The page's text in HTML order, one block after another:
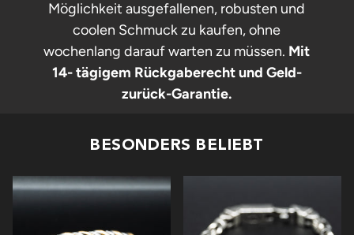
Möglichkeit ausgefallenen, robusten und
coolen Schmuck zu kaufen, ohne
wochenlang darauf warten zu müssen. Mit
14- tägigem Rückgaberecht und Geld-
zurück-Garantie.
BESONDERS BELIEBT